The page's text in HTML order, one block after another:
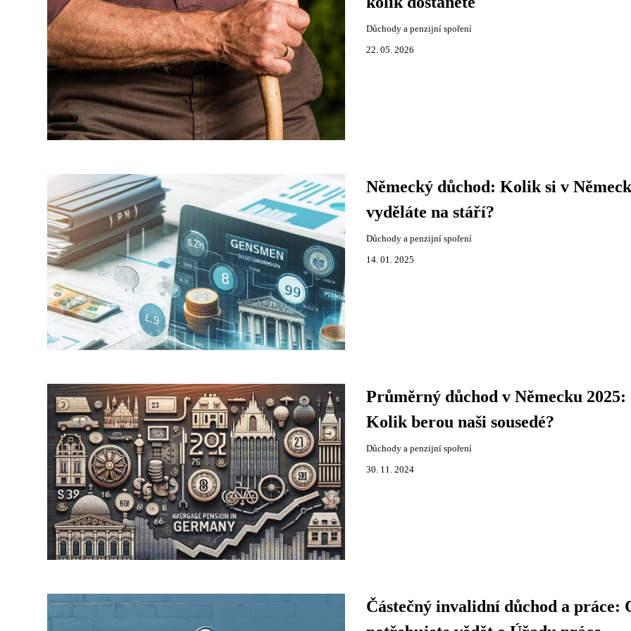
Důchody a penzijní spoření
22. 05. 2026
Německý důchod: Kolik si v
vyděláte na stáří?
Důchody a penzijní spoření
14. 01. 2025
Průměrný důchod v Německu 2025:
Kolik berou naši sousedé?
Důchody a penzijní spoření
30. 11. 2024
Částečný invalidní důchod a práce: